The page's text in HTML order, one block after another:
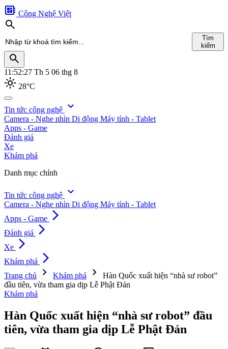
developer_board Công Nghệ Việt
search
Tìm
kiếm
search
11:52:29 Th 5 06 thg 8
light_mode 28°C
search
Tin tức công nghệ expand_more
Camera - Nghe nhìn Di động Máy tính - Tablet
Apps - Game
Đánh giá
Xe
Khám phá
Danh mục chính
Tin tức công nghệ expand_more
Camera - Nghe nhìn Di động Máy tính - Tablet
Apps - Game arrow_forward_ios
Đánh giá arrow_forward_ios
Xe arrow_forward_ios
Khám phá arrow_forward_ios
Trang chủ chevron_right Khám phá chevron_right
Hàn Quốc xuất hiện “nhà sư robot”
đầu tiên, vừa tham gia dịp Lễ Phật Đản
Khám phá
Hàn Quốc xuất hiện “nhà sư robot” đầu
tiên, vừa tham gia dịp Lễ Phật Đản